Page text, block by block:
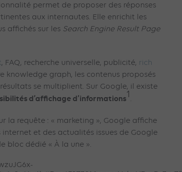
permet de proposer des réponses
aux internautes. Elle enrichit les
affichés sur les Search Engine Result Page
, FAQ, recherche universelle, publicité, rich
knowledge graph, les contenus proposés
se multiplient. Sur Google, il existe
d’affichage d’informations1 .
la requête : « marketing », Google affiche
internet et des actualités issues de Google
bloc dédié « À la une ».